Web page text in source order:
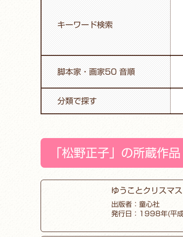
キーワード検索
脚本家・画家50 音順
分類で探す
「松野正子」の所蔵作品
ゆうことクリスマス
出版者：童心社
発行日：1998年(平